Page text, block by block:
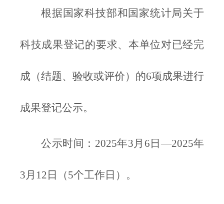
根据国家科技部和国家统计局关于
科技成果登记的要求、本单位对已经完
成（结题、验收或评价）的6项成果进行
成果登记公示。
公示时间：2025年3月6日—2025年
3月12日（5个工作日）。